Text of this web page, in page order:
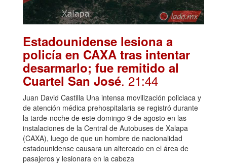
Estadounidense lesiona a
policía en CAXA tras intentar
desarmarlo; fue remitido al
Cuartel San José. 21:44
Juan David Castilla Una intensa movilización policiaca y
de atención médica prehospitalaria se registró durante
la tarde-noche de este domingo 9 de agosto en las
instalaciones de la Central de Autobuses de Xalapa
(CAXA), luego de que un hombre de nacionalidad
estadounidense causara un altercado en el área de
pasajeros y lesionara en la cabeza